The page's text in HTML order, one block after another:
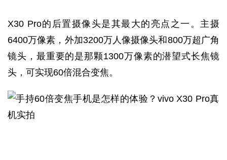
X30 Pro的后置摄像头是其最大的亮点之一。主摄
6400万像素，外加3200万人像摄像头和800万超广角
镜头，最重要的是那颗1300万像素的潜望式长焦镜
头，可实现60倍混合变焦。